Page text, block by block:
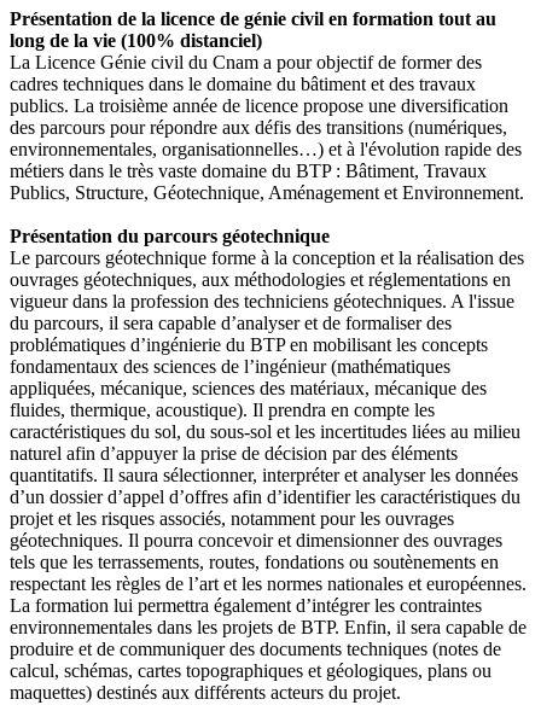
Présentation de la licence de génie civil en formation tout au
long de la vie (100% distanciel)
La Licence Génie civil du Cnam a pour objectif de former des
cadres techniques dans le domaine du bâtiment et des travaux
publics. La troisième année de licence propose une diversification
des parcours pour répondre aux défis des transitions (numériques,
environnementales, organisationnelles…) et à l'évolution rapide des
métiers dans le très vaste domaine du BTP : Bâtiment, Travaux
Publics, Structure, Géotechnique, Aménagement et Environnement.
Présentation du parcours géotechnique
Le parcours géotechnique forme à la conception et la réalisation des
ouvrages géotechniques, aux méthodologies et réglementations en
vigueur dans la profession des techniciens géotechniques. A l'issue
du parcours, il sera capable d’analyser et de formaliser des
problématiques d’ingénierie du BTP en mobilisant les concepts
fondamentaux des sciences de l’ingénieur (mathématiques
appliquées, mécanique, sciences des matériaux, mécanique des
fluides, thermique, acoustique). Il prendra en compte les
caractéristiques du sol, du sous-sol et les incertitudes liées au milieu
naturel afin d’appuyer la prise de décision par des éléments
quantitatifs. Il saura sélectionner, interpréter et analyser les données
d’un dossier d’appel d’offres afin d’identifier les caractéristiques du
projet et les risques associés, notamment pour les ouvrages
géotechniques. Il pourra concevoir et dimensionner des ouvrages
tels que les terrassements, routes, fondations ou soutènements en
respectant les règles de l’art et les normes nationales et européennes.
La formation lui permettra également d’intégrer les contraintes
environnementales dans les projets de BTP. Enfin, il sera capable de
produire et de communiquer des documents techniques (notes de
calcul, schémas, cartes topographiques et géologiques, plans ou
maquettes) destinés aux différents acteurs du projet.